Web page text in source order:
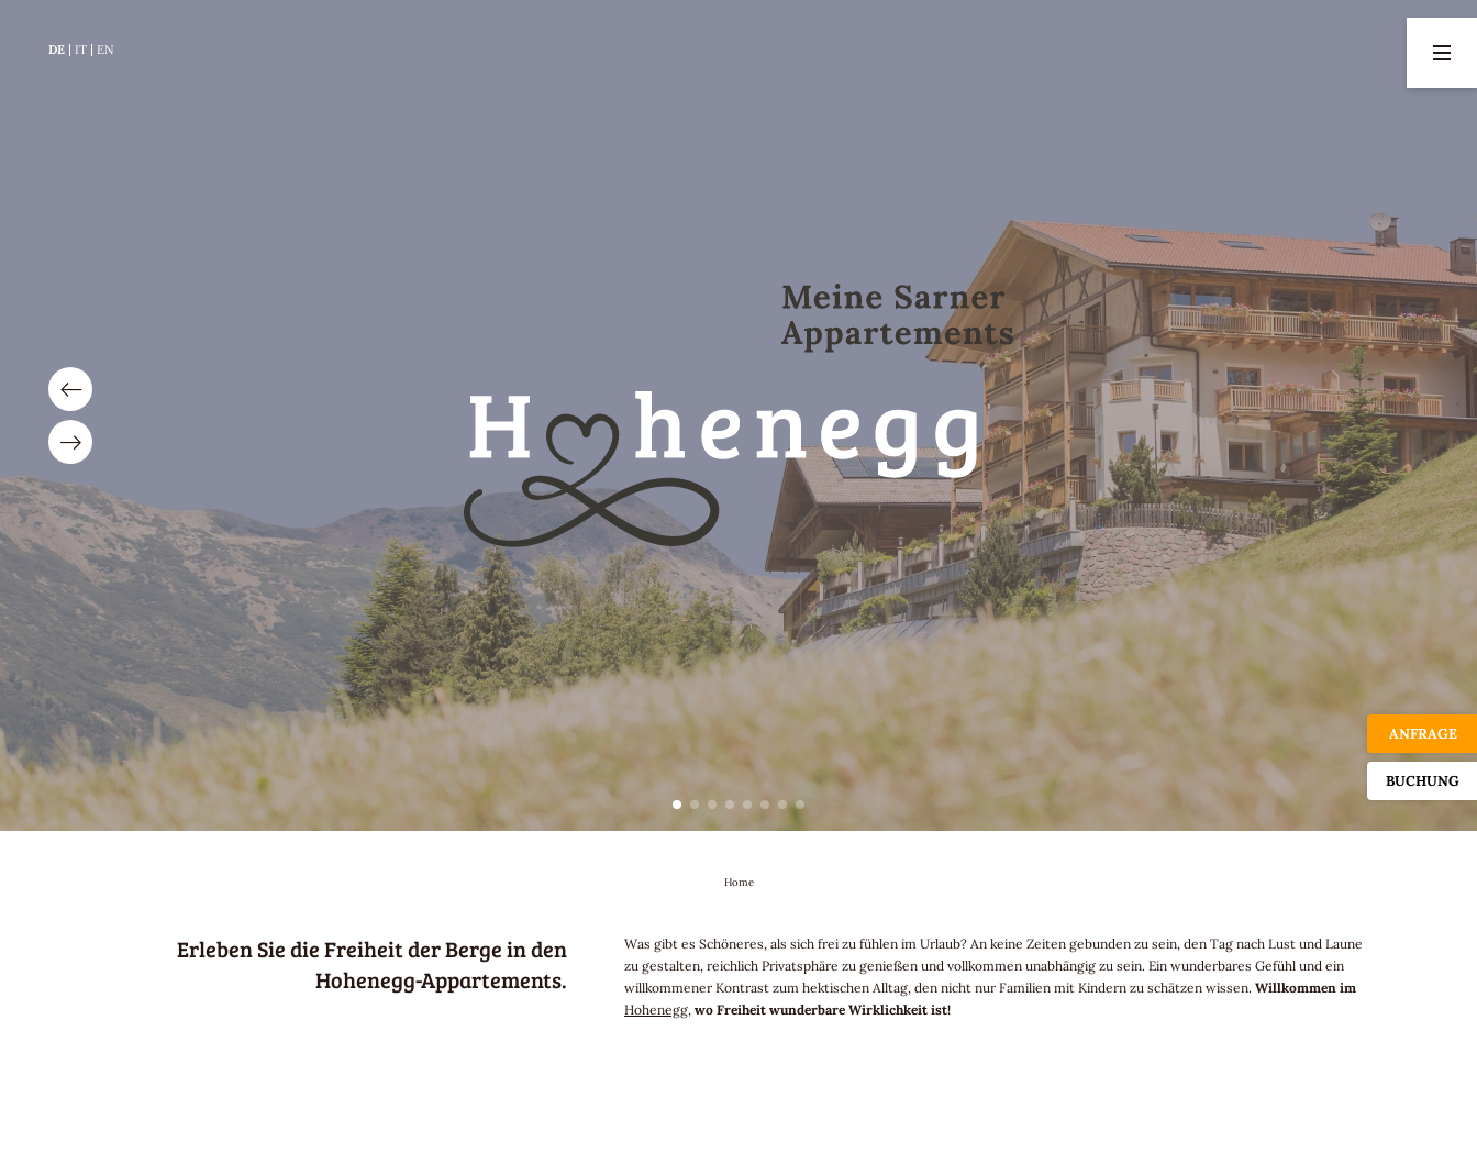
DE IT EN
ANFRAGE
BUCHUNG
Wissenswertes
Bildergalerie
Anfragen
Frühstück für Genießer im
Winter
Pool, Saunen & Wellness
Bar & Lounge
Winteraktivitäten
Tipps für Familien
Restaurants
Sehenswürdigkeiten
+39 0471 62 53 93 info@ hohenegg-sarntal. com ANFRAGE BUCHUNG
Home
Erleben Sie die Freiheit der Berge in den
Hohenegg-Appartements.
Was gibt es Schöneres, als sich frei zu fühlen im Urlaub? An keine Zeiten gebunden zu sein, den Tag nach Lust und Laune
zu gestalten, reichlich Privatsphäre zu genießen und vollkommen unabhängig zu sein. Ein wunderbares Gefühl und ein
willkommener Kontrast zum hektischen Alltag, den nicht nur Familien mit Kindern zu schätzen wissen. Willkommen im
Hohenegg, wo Freiheit wunderbare Wirklichkeit ist!